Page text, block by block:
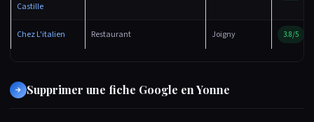
Castille
Chez L'italien Restaurant Joigny 3.8/5
→ Supprimer une fiche Google en Yonne